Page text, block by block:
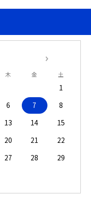
木 金 土
1
6 7
8
13 14
15
20 21
22
27 28
29